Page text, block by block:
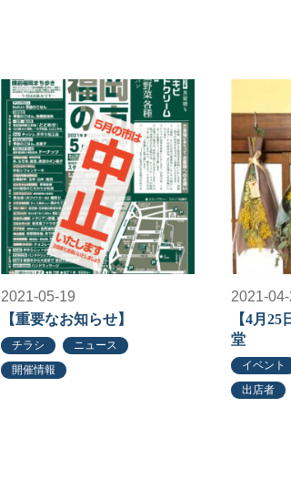
2021-05-19
【重要なお知らせ】
チラシ
ニュース
開催情報
2021-
【4月
堂
イベント
出店者